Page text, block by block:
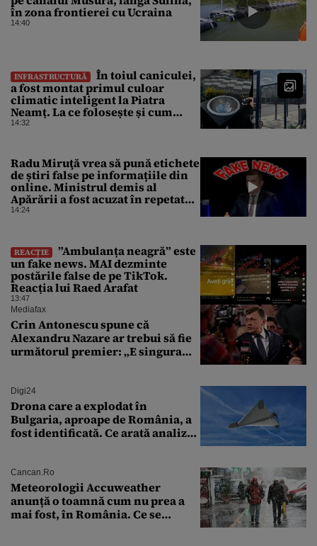
în zona frontierei cu Ucraina
14:40
INFRASTRUCTURĂ
În toiul caniculei,
a fost montat primul culoar
climatic inteligent la Piatra
Neamț. La ce folosește și cum
arată
14:32
Radu Miruţă vrea să pună etichete
de știri false pe informațiile din
online. Ministrul demis al
Apărării a fost acuzat în repetate
rânduri că răspândeşte el însuși
14:24
REACȚIE
”Ambulanța neagră” este
un fake news. MAI dezminte
postările false de pe TikTok.
Reacția lui Raed Arafat
13:47
Mediafax
Crin Antonescu spune că
Alexandru Nazare ar trebui să fie
următorul premier: „E singura
Digi24
Drona care a explodat în
Bulgaria, aproape de România, a
fost identificată. Ce arată analiza
Cancan.ro
Meteorologii Accuweather
anunță o toamnă cum nu prea a
mai fost, în România. Ce se